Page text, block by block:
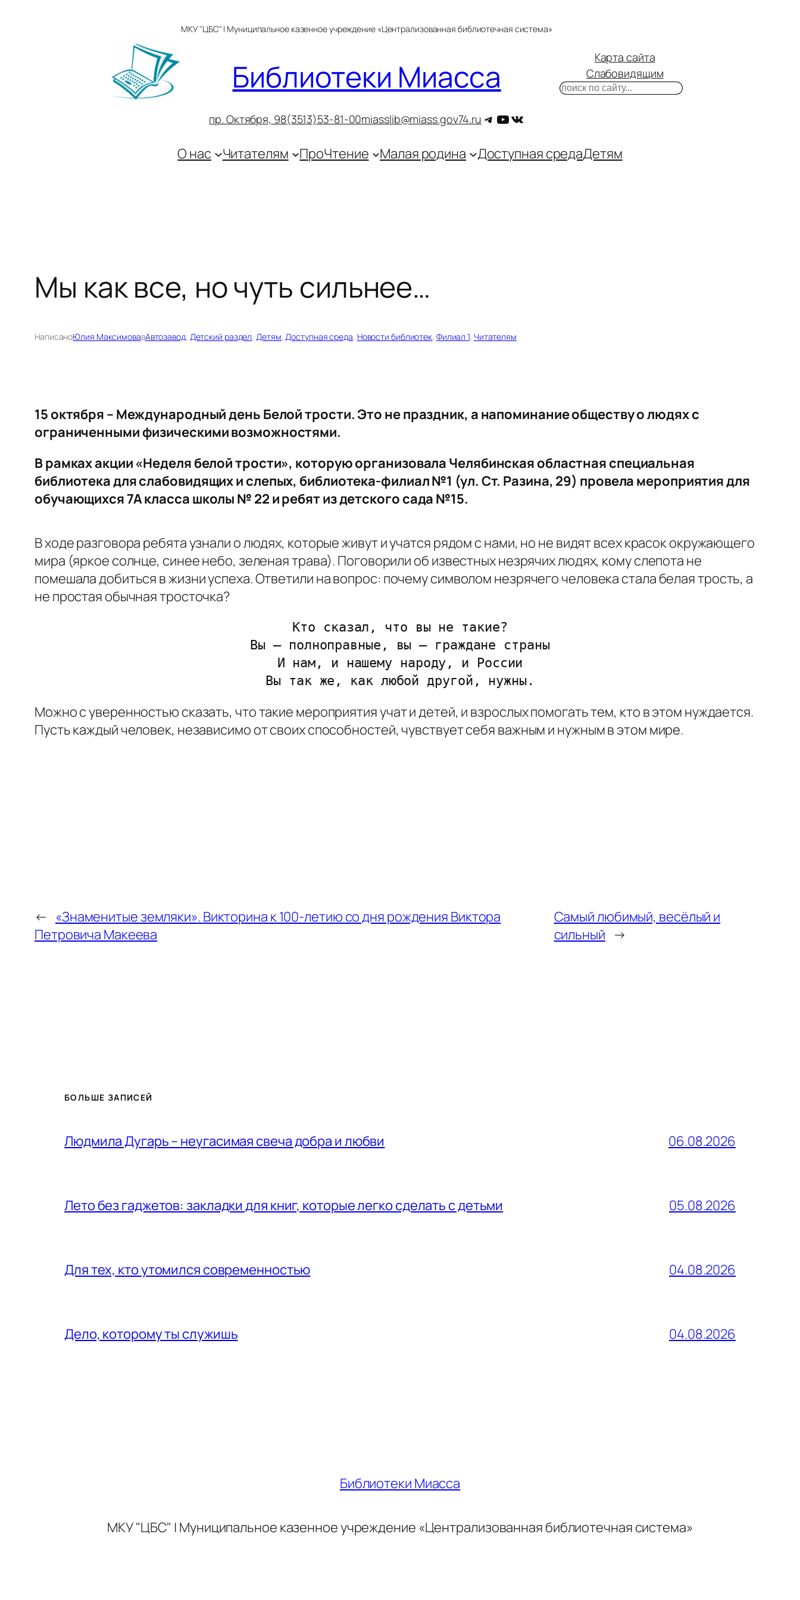
МКУ "ЦБС" | Муниципальное казенное учреждение «Централизованная библиотечная система»
Библиотеки Миасса
пр. Октября, 98(3513)53-81-00miasslib@miass.gov74.ru Telegram
YouTube
ВКонтакте
Карта сайта
Слабовидящим
Поиск
О нас Читателям ПроЧтение Малая родина Доступная средаДетям
Мы как все, но чуть сильнее…
НаписаноЮлия МаксимовавАвтозавод, Детский раздел, Детям, Доступная среда, Новости библиотек, Филиал 1, Читателям
15 октября – Международный день Белой трости. Это не праздник, а напоминание обществу о людях с
ограниченными физическими возможностями.
В рамках акции «Неделя белой трости», которую организовала Челябинская областная специальная
библиотека для слабовидящих и слепых, библиотека-филиал №1 (ул. Ст. Разина, 29) провела мероприятия для
обучающихся 7А класса школы № 22 и ребят из детского сада №15.
В ходе разговора ребята узнали о людях, которые живут и учатся рядом с нами, но не видят всех красок окружающего
мира (яркое солнце, синее небо, зеленая трава). Поговорили об известных незрячих людях, кому слепота не
помешала добиться в жизни успеха. Ответили на вопрос: почему символом незрячего человека стала белая трость, а
не простая обычная тросточка?
Кто сказал, что вы не такие?
Вы – полноправные, вы – граждане страны
И нам, и нашему народу, и России
Вы так же, как любой другой, нужны.
Можно с уверенностью сказать, что такие мероприятия учат и детей, и взрослых помогать тем, кто в этом нуждается.
Пусть каждый человек, независимо от своих способностей, чувствует себя важным и нужным в этом мире.
← «Знаменитые земляки». Викторина к 100-летию со дня рождения Виктора
Петровича Макеева
Самый любимый, весёлый и
сильный →
БОЛЬШЕ ЗАПИСЕЙ
Людмила Дугарь – неугасимая свеча добра и любви 06.08.2026
Лето без гаджетов: закладки для книг, которые легко сделать с детьми 05.08.2026
Для тех, кто утомился современностью 04.08.2026
Дело, которому ты служишь 04.08.2026
Библиотеки Миасса
МКУ "ЦБС" | Муниципальное казенное учреждение «Централизованная библиотечная система»